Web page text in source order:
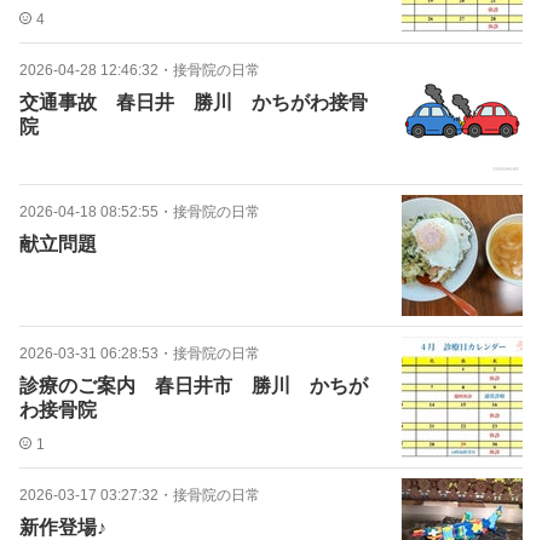
4
2026-04-28 12:46:32 ・ 接骨院の日常
交通事故 春日井 勝川 かちがわ接骨
院
2026-04-18 08:52:55 ・ 接骨院の日常
献立問題
2026-03-31 06:28:53 ・ 接骨院の日常
診療のご案内 春日井市 勝川 かちが
わ接骨院
1
2026-03-17 03:27:32 ・ 接骨院の日常
新作登場♪